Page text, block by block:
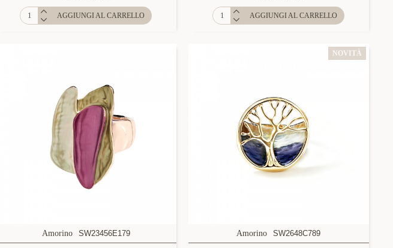
AGGIUNGI AL CARRELLO AGGIUNGI AL CARRELLO
Amorino SW23456E179
NOVITÀ
Amorino SW2648C789